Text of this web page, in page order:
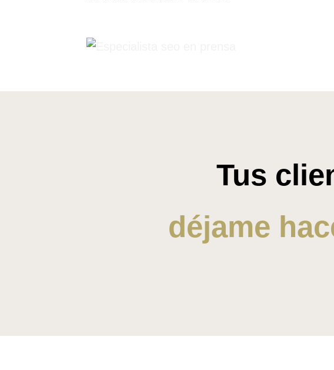
Tus
déjame